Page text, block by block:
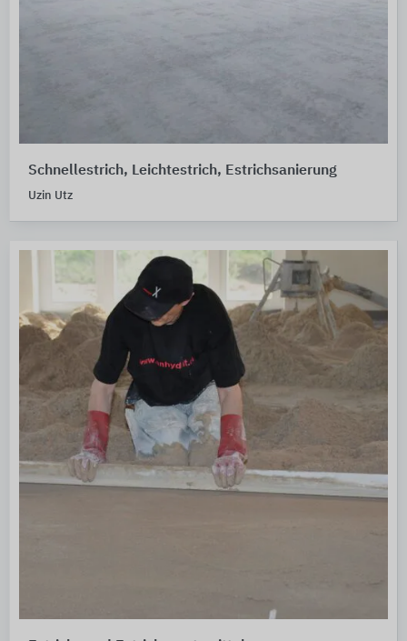
Schnellestrich, Leichtestrich, Estrichsanierung
Uzin Utz